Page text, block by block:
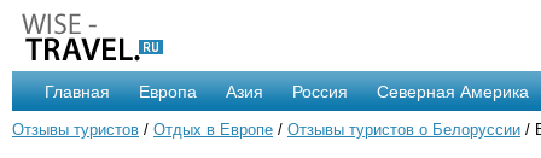
Главная Европа Азия Россия Северная Америка
Отзывы туристов / Отдых в Европе / Отзывы туристов о Белоруссии /